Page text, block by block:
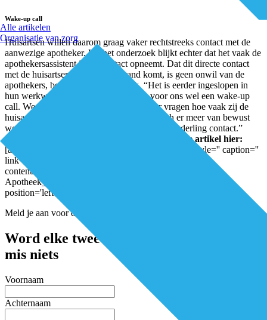
Alle artikelen
Organisatie van zorg
Wake-up call
Huisartsen willen daarom graag vaker rechtstreeks contact met de
aanwezige apotheker. Uit het onderzoek blijkt echter dat het vaak de
apothekersassistent is die contact opneemt. Dat dit directe contact
met de huisartsen niet altijd tot stand komt, is geen onwil van de
apothekers, benadrukt Van der Valk. “Het is eerder ingeslopen in
hun werkwijze. Maar deze uitkomst is voor ons wel een wake-up
call. We gaan onze franchisenemers zeker vragen hoe vaak zij de
huisarts spreken. Het is belangrijk dat ze zich er meer van bewust
worden hoeveel prijs de huisarts stelt op het onderling contact.”
Auteur: Michel van Dijk
Download het volledige artikel hier:
[av_font_icon icon='ue82d' font='entypo-fontello' style='' caption=''
link='https://e5azagqfxrm.exactdn.com/wp-
content/uploads/2018/12/DEL-nr8_2018_Service-
Apotheek_LR.pdf' linktarget='_blank' color='' size='40px'
position='left'][/av_font_icon]
Meld je aan voor de nieuwsbrief
Word elke twee weken geïnspireerd en
mis niets
Voornaam
Achternaam